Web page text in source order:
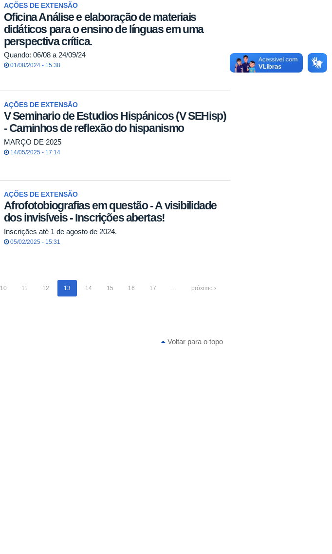
AÇÕES DE EXTENSÃO
Oficina Análise e elaboração de materiais
didáticos para o ensino de línguas em uma
perspectiva crítica.
Quando: 06/08 a 24/09/24
01/08/2024 - 15:38
AÇÕES DE EXTENSÃO
V Seminario de Estudios Hispánicos (V SEHisp)
- Caminhos de reflexão do hispanismo
MARÇO DE 2025
14/05/2025 - 17:14
AÇÕES DE EXTENSÃO
Afrofotobiografias em questão - A visibilidade
dos invisíveis - Inscrições abertas!
Inscrições até 1 de agosto de 2024.
05/02/2025 - 15:31
10 11 12 13 14 15 16 17 próximo ›
Voltar para o topo